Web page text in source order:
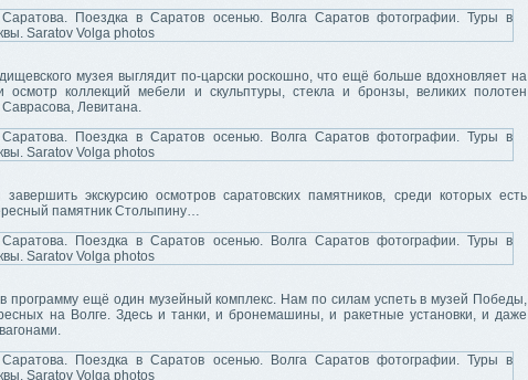
музея выглядит по-царски роскошно, что ещё больше вдохновляет на
осмотр коллекций мебели и скульптуры, стекла и бронзы, великих полотен
Левитана.
экскурсию осмотров саратовских памятников, среди которых есть
памятник Столыпину…
программу ещё один музейный комплекс. Нам по силам успеть в музей Победы,
на Волге. Здесь и танки, и бронемашины, и ракетные установки, и даже